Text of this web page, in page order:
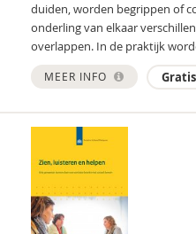
duiden, worden begrippen of
onderling van elkaar
overlappen. In de praktijk
MEER INFO Gratis